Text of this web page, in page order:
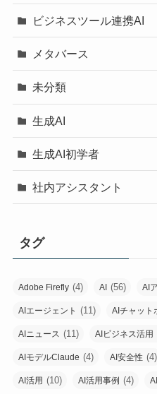
ビジネスツール連携AI
メタバース
未分類
生成AI
生成AI初学者
社内アシスタント
タグ
Adobe Firefly (4) AI (56) AI
AIエージェント (11) AIチャット
AIニュース (11) AIビジネス活用
AIモデルClaude (4) AI安全性 (4)
AI活用 (10) AI活用事例 (4)